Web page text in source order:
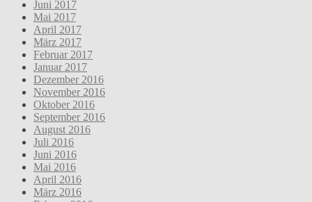
Juni 2017
Mai 2017
April 2017
März 2017
Februar 2017
Januar 2017
Dezember 2016
November 2016
Oktober 2016
September 2016
August 2016
Juli 2016
Juni 2016
Mai 2016
April 2016
März 2016